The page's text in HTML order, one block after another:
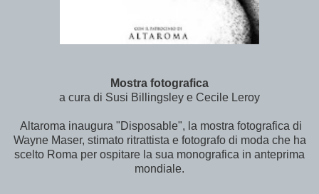
Mostra fotografica
a cura di Susi Billingsley e Cecile Leroy
Altaroma inaugura "Disposable", la mostra fotografica di
Wayne Maser, stimato ritrattista e fotografo di moda che ha
scelto Roma per ospitare la sua monografica in anteprima
mondiale.